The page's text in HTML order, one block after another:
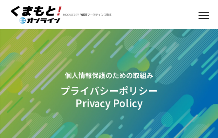
個人情報保護のための取組み
プライバシーポリシー
Privacy Policy